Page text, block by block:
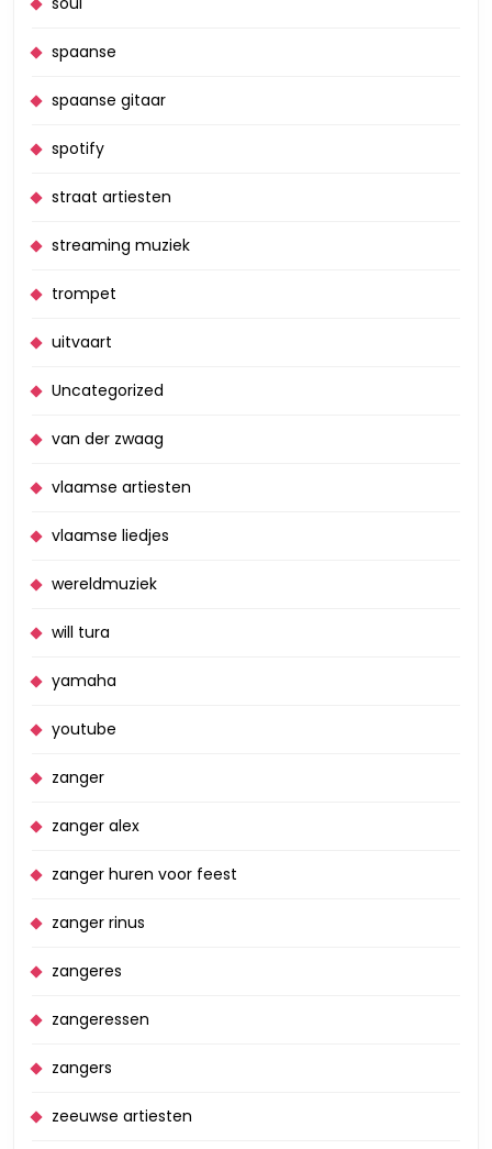
spaanse
spaanse gitaar
spotify
straat artiesten
streaming muziek
trompet
uitvaart
Uncategorized
van der zwaag
vlaamse artiesten
vlaamse liedjes
wereldmuziek
will tura
yamaha
youtube
zanger
zanger alex
zanger huren voor feest
zanger rinus
zangeres
zangeressen
zangers
zeeuwse artiesten